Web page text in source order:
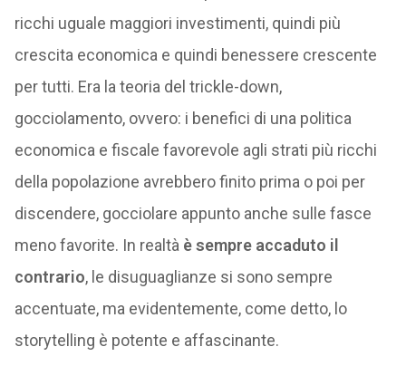
ricchi uguale maggiori investimenti, quindi più
crescita economica e quindi benessere crescente
per tutti. Era la teoria del trickle-down,
gocciolamento, ovvero: i benefici di una politica
economica e fiscale favorevole agli strati più ricchi
della popolazione avrebbero finito prima o poi per
discendere, gocciolare appunto anche sulle fasce
meno favorite. In realtà è sempre accaduto il
contrario, le disuguaglianze si sono sempre
accentuate, ma evidentemente, come detto, lo
storytelling è potente e affascinante.